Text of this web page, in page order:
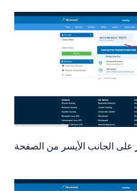
على الجانب الأيسر من الصفحة